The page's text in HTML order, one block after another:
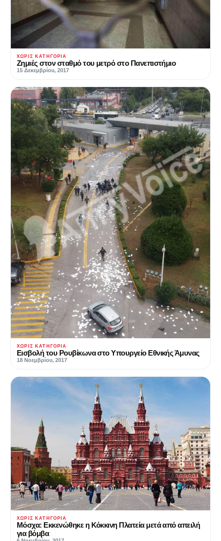
ΧΩΡΊΣ ΚΑΤΗΓΟΡΊΑ
Ζημιές στον σταθμό του μετρό στο Πανεπιστήμιο
15 Δεκεμβρίου, 2017
ΧΩΡΊΣ ΚΑΤΗΓΟΡΊΑ
Εισβολή του Ρουβίκωνα στο Υπουργείο Εθνικής Άμυνας
18 Νοεμβρίου, 2017
ΧΩΡΊΣ ΚΑΤΗΓΟΡΊΑ
Μόσχα: Εκκενώθηκε η Κόκκινη Πλατεία μετά από απειλή
για βόμβα